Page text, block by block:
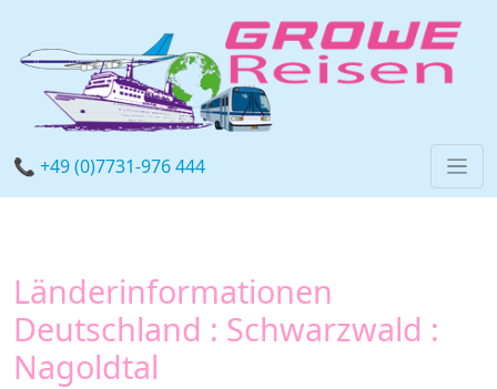
📞 +49 (0)7731-976 444
Länderinformationen
Deutschland : Schwarzwald :
Nagoldtal